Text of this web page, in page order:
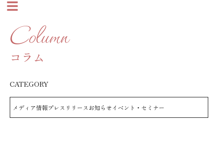
Column
コラム
CATEGORY
メディア情報プレスリリースお知らせイベント・セミナー